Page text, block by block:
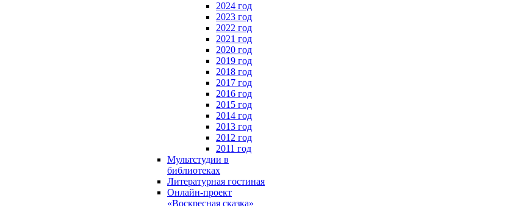
2024 год
2023 год
2022 год
2021 год
2020 год
2019 год
2018 год
2017 год
2016 год
2015 год
2014 год
2013 год
2012 год
2011 год
Мультстудии в
библиотеках
Литературная гостиная
Онлайн-проект
«Воскресная сказка»